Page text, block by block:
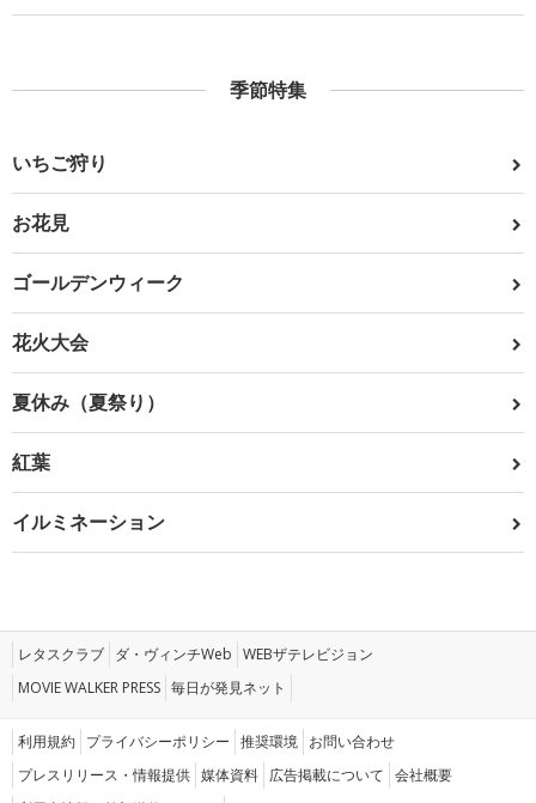
季節特集
いちご狩り
お花見
ゴールデンウィーク
花火大会
夏休み（夏祭り）
紅葉
イルミネーション
レタスクラブ ダ・ヴィンチWeb WEBザテレビジョン
MOVIE WALKER PRESS 毎日が発見ネット
利用規約 プライバシーポリシー 推奨環境 お問い合わせ
プレスリリース・情報提供 媒体資料 広告掲載について 会社概要